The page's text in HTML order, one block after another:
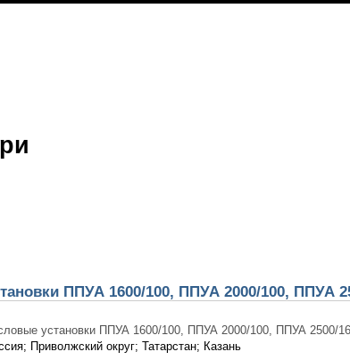
ППУА 1600/100, ППУА 2000/100, ППУА
установки ППУА 1600/100, ППУА 2000/100, ППУА 2500/
Приволжский округ; Татарстан; Казань